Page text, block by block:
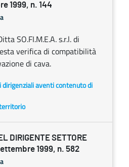
1999, n. 144
SO.FI.M.E.A. s.r.l. di
verifica di compatibilità
di cava.
aventi contenuto di
DIRIGENTE SETTORE
1999, n. 582